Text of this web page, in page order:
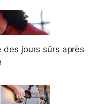
des jours sûrs après